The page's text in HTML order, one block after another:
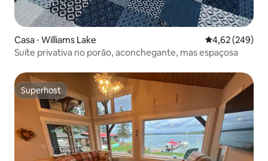
Casa ⋅ Williams Lake 4,62 de uma
4,62 (249)
Suíte privativa no porão, aconchegante, mas espaçosa
Superhost
Superhost